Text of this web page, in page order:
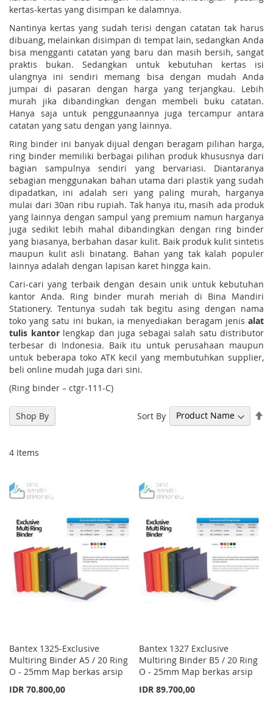
kertas-kertas yang disimpan ke dalamnya.
Nantinya kertas yang sudah terisi dengan catatan tak harus
dibuang, melainkan disimpan di tempat lain, sedangkan Anda
bisa mengganti catatan yang baru dan masih bersih, sangat
praktis bukan. Sedangkan untuk kebutuhan kertas isi
ulangnya ini sendiri memang bisa dengan mudah Anda
jumpai di pasaran dengan harga yang terjangkau. Lebih
murah jika dibandingkan dengan membeli buku catatan.
Hanya saja untuk penggunaannya juga tercampur antara
catatan yang satu dengan yang lainnya.
Ring binder ini banyak dijual dengan beragam pilihan harga,
ring binder memiliki berbagai pilihan produk khususnya dari
bagian sampulnya sendiri yang bervariasi. Diantaranya
sebagian menggunakan bahan utama dari plastik yang sudah
dipadatkan, ini adalah seri yang paling murah, harganya
mulai dari 30an ribu rupiah. Tak hanya itu, masih ada produk
yang lainnya dengan sampul yang premium namun harganya
juga sedikit lebih mahal dibandingkan dengan ring binder
yang biasanya, berbahan dasar kulit. Baik produk kulit sintetis
maupun kulit asli binatang. Bahan yang tak kalah populer
lainnya adalah dengan lapisan karet hingga kain.
Cari-cari yang terbaik dengan desain unik untuk kebutuhan
kantor Anda. Ring binder murah meriah di Bina Mandiri
Stationery. Tentunya sudah tak begitu asing dengan nama
toko yang satu ini bukan, ia menyediakan beragam jenis alat
tulis kantorlengkap dan juga sebagai salah satu distributor
terbesar di Indonesia. Baik itu untuk perusahaan maupun
untuk beberapa toko ATK kecil yang membutuhkan supplier,
beli online mudah juga dari sini.
(Ring binder – ctgr-111-C)
4 Items
Sort By
Bantex 1325-Exclusive
Multiring Binder A5 / 20 Ring
O - 25mm Map berkas arsip
IDR 70.800,00
Bantex 1327 Exclusive
Multiring Binder B5 / 20 Ring
O - 25mm Map berkas arsip
IDR 89.700,00
Shop By